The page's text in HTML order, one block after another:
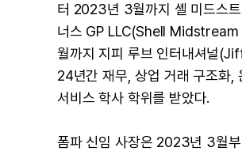
터 2023년 3월까지 셸 미드스
너스 GP LLC(Shell Midstream
월까지 지피 루브 인터내셔널
24년간 재무, 상업 거래 구조화,
서비스 학사 학위를 받았다.
폼파 신임 사장은 2023년 3월